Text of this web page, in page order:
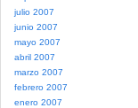
julio 2007
junio 2007
mayo 2007
abril 2007
marzo 2007
febrero 2007
enero 2007